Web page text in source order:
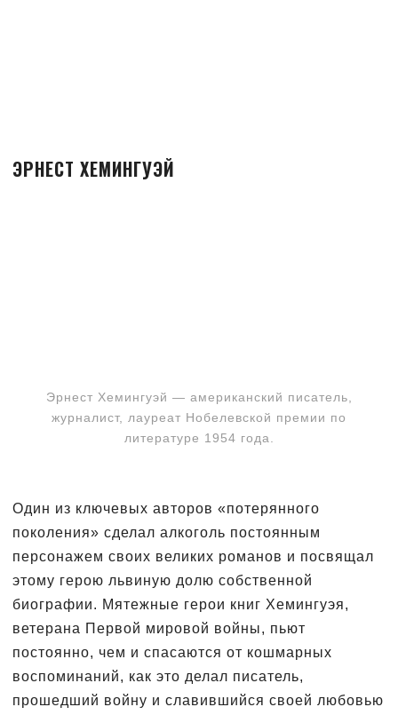
ЭРНЕСТ ХЕМИНГУЭЙ
Эрнест Хемингуэй — американский писатель,
журналист, лауреат Нобелевской премии по
литературе 1954 года.
Один из ключевых авторов «потерянного
поколения» сделал алкоголь постоянным
персонажем своих великих романов и посвящал
этому герою львиную долю собственной
биографии. Мятежные герои книг Хемингуэя,
ветерана Первой мировой войны, пьют
постоянно, чем и спасаются от кошмарных
воспоминаний, как это делал писатель,
прошедший войну и славившийся своей любовью